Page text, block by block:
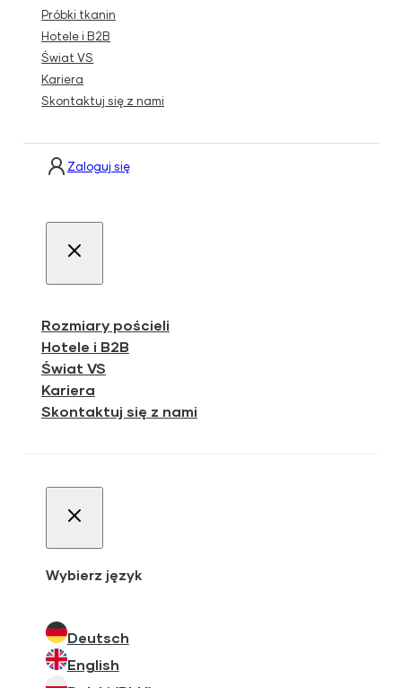
Próbki tkanin
Hotele i B2B
Świat VS
Kariera
Skontaktuj się z nami
Zaloguj się
Rozmiary pościeli
Hotele i B2B
Świat VS
Kariera
Skontaktuj się z nami
Wybierz język
Deutsch
English